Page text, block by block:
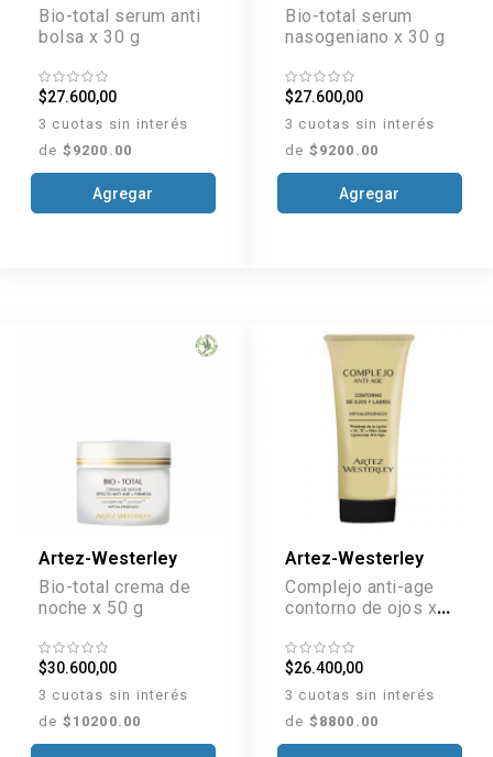
Bio-total serum anti
bolsa x 30 g
$27.600,00
3 cuotas sin interés
de $9200.00
Agregar
Bio-total serum
nasogeniano x 30 g
$27.600,00
3 cuotas sin interés
de $9200.00
Agregar
Artez-Westerley
Bio-total crema de
noche x 50 g
$30.600,00
3 cuotas sin interés
de $10200.00
Artez-Westerley
Complejo anti-age
contorno de ojos x
$26.400,00
3 cuotas sin interés
de $8800.00